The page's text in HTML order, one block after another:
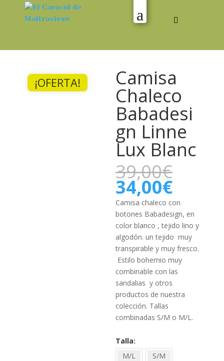
¡OFERTA! Camisa
Chaleco
Babadesi
gn Linne
Lux Blanc
39,00€
era:
34,00€El
actual
es:
Camisa chaleco con
botones Babadesign, en
color blanco , tejido lino y
algodón. un tejido muy
transpirable y muy fresco.
Estilo bohemio muy
combinable con las
sandalias y otros
productos de nuestra
colección. Tallas
combinadas S/M o M/L.
Talla
M/L
S/M